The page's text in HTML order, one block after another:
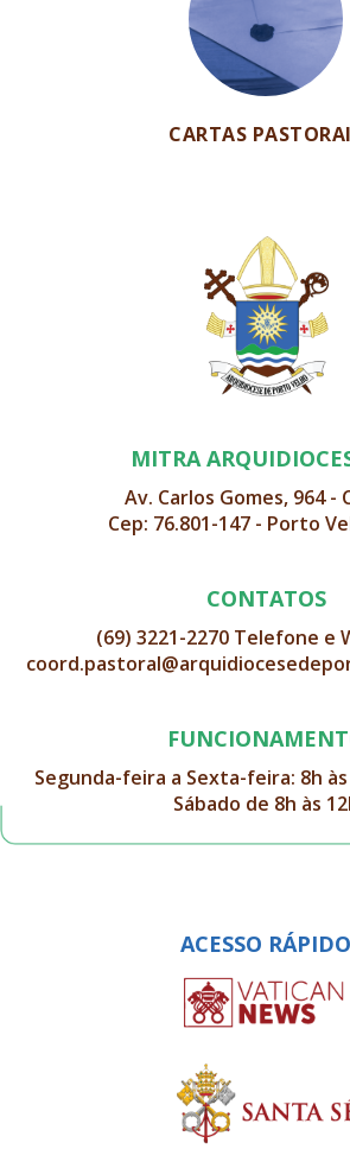
CARTAS
MITRA
Av. Carlos Gomes, 964 -
Cep: 76.801-147 - Porto
CONTATOS
(69) 3221-2270 Telefone e
Segunda-feira a Sexta-feira: 8h às
Sábado de 8h às
ACESSO RÁPIDO